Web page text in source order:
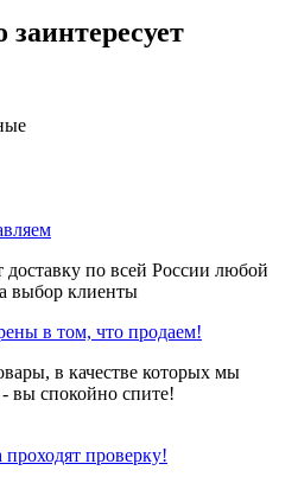
по всей России любой
выбор клиенты
в том, что продаем!
в качестве которых мы
вы спокойно спите!
проверку!